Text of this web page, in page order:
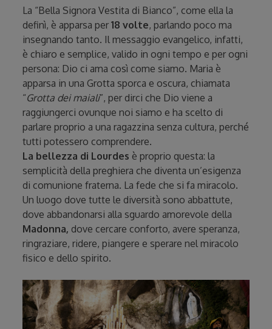
La “Bella Signora Vestita di Bianco”, come ella la
definì, è apparsa per18 volte, parlando poco ma
insegnando tanto. Il messaggio evangelico, infatti,
è chiaro e semplice, valido in ogni tempo e per ogni
persona: Dio ci ama così come siamo. Maria è
apparsa in una Grotta sporca e oscura, chiamata
“Grotta dei maiali”, per dirci che Dio viene a
raggiungerci ovunque noi siamo e ha scelto di
parlare proprio a una ragazzina senza cultura, perché
tutti potessero comprendere.
La bellezza di Lourdes è proprio questa: la
semplicità della preghiera che diventa un’esigenza
di comunione fraterna. La fede che si fa miracolo.
Un luogo dove tutte le diversità sono abbattute,
dove abbandonarsi alla sguardo amorevole della
Madonna, dove cercare conforto, avere speranza,
ringraziare, ridere, piangere e sperare nel miracolo
fisico e dello spirito.